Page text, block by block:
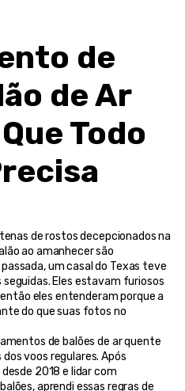
de
de Ar
Todo
de rostos decepcionados na
ao amanhecer são
um casal do Texas teve
Eles estavam furiosos
eles entenderam porque a
do que suas fotos no
de balões de ar quente
voos regulares. Após
2018 e lidar com
aprendi essas regras de